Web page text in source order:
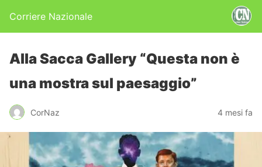
Corriere Nazionale
Alla Sacca Gallery “Questa non è
una mostra sul paesaggio”
CorNaz 4 mesi fa